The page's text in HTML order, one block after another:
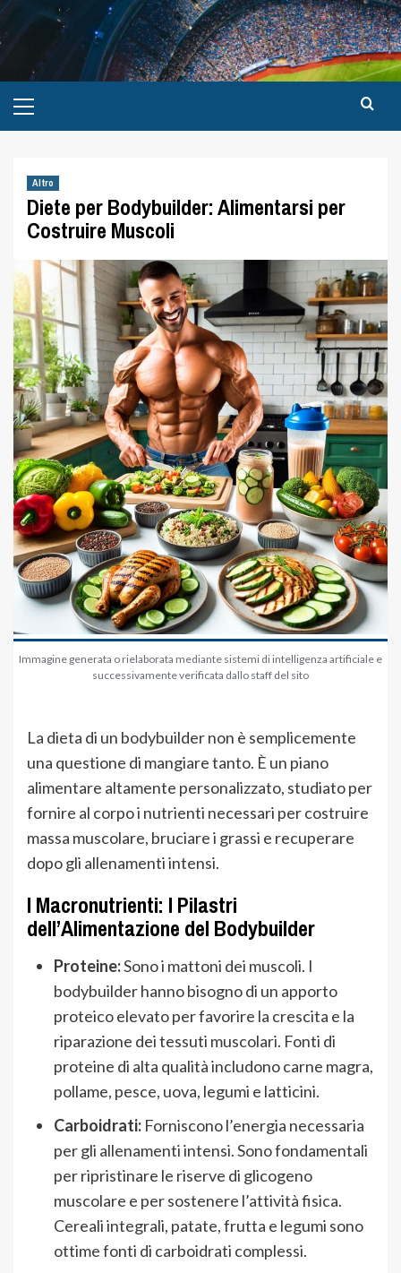
Altro
Diete per Bodybuilder: Alimentarsi per
Costruire Muscoli
Immagine generata o rielaborata mediante sistemi di intelligenza artificiale e
successivamente verificata dallo staff del sito
La dieta di un bodybuilder non è semplicemente
una questione di mangiare tanto. È un piano
alimentare altamente personalizzato, studiato per
fornire al corpo i nutrienti necessari per costruire
massa muscolare, bruciare i grassi e recuperare
dopo gli allenamenti intensi.
I Macronutrienti: I Pilastri
dell’Alimentazione del Bodybuilder
Proteine:Sono i mattoni dei muscoli. I
bodybuilder hanno bisogno di un apporto
proteico elevato per favorire la crescita e la
riparazione dei tessuti muscolari. Fonti di
proteine di alta qualità includono carne magra,
pollame, pesce, uova, legumi e latticini.
Carboidrati: Forniscono l’energia necessaria
per gli allenamenti intensi. Sono fondamentali
per ripristinare le riserve di glicogeno
muscolare e per sostenere l’attività fisica.
Cereali integrali, patate, frutta e legumi sono
ottime fonti di carboidrati complessi.